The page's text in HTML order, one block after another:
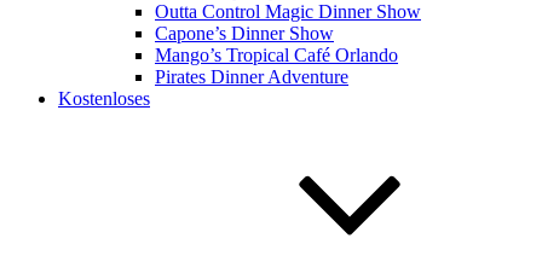
Outta Control Magic Dinner Show
Capone’s Dinner Show
Mango’s Tropical Café Orlando
Pirates Dinner Adventure
Kostenloses